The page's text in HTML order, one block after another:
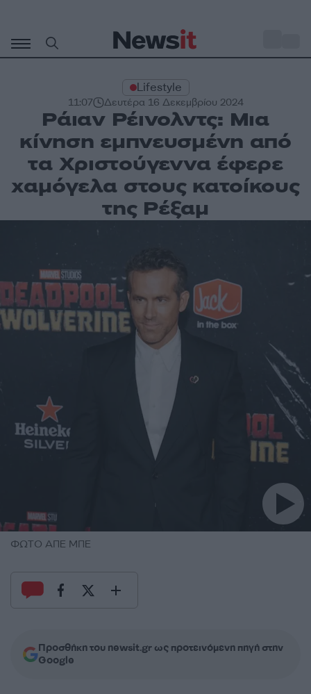
περιεχόμενο
Lifestyle
11:07 Δευτέρα 16 Δεκεμβρίου 2024
Ράιαν Ρέινολντς: Μια
κίνηση εμπνευσμένη από
τα Χριστούγεννα έφερε
χαμόγελα στους κατοίκους
της Ρέξαμ
ΦΩΤΟ ΑΠΕ ΜΠΕ
Προσθήκη του newsit.gr ως προτεινόμενη πηγή στην
Google